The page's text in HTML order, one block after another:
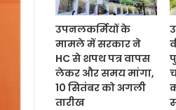
उपनलकर्मियों के
मामले में सरकार ने
HC से शपथ पत्र वापस
लेकर और समय मांगा,
10 सितंबर को अगली
तारीख